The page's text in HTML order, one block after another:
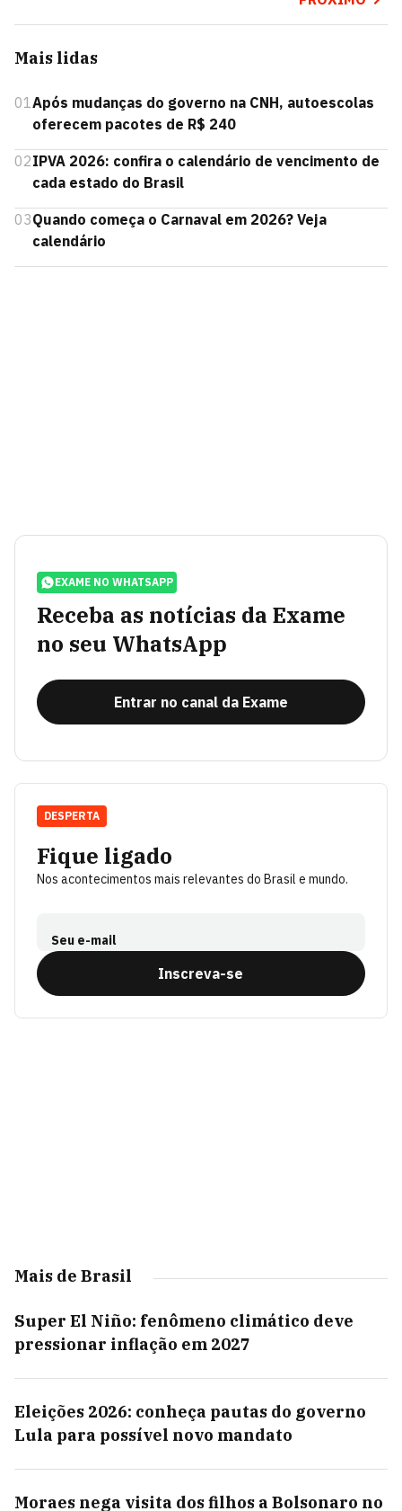
Mais lidas
01Após mudanças do governo na CNH, autoescolas
oferecem pacotes de R$ 240
02IPVA 2026: confira o calendário de vencimento de
cada estado do Brasil
03Quando começa o Carnaval em 2026? Veja
calendário
EXAME NO WHATSAPP
Receba as notícias da Exame
no seu WhatsApp
Entrar no canal da Exame
Fique ligado
Nos acontecimentos mais relevantes do Brasil e mundo.
Seu e-mail
Inscreva-se
DESPERTA
Mais de Brasil
Super El Niño: fenômeno climático deve
pressionar inflação em 2027
Eleições 2026: conheça pautas do governo
Lula para possível novo mandato
Moraes nega visita dos filhos a Bolsonaro no